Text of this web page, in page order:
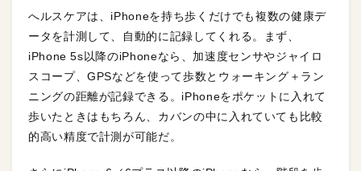
へルスケアは、iPhoneを持ち歩くだけでも複数の健康デ
ータを計測して、自動的に記録してくれる。まず、
iPhone 5s以降のiPhoneなら、加速度センサやジャイロ
スコープ、GPSなどを使って歩数とウォーキング＋ラン
ニングの距離が記録できる。iPhoneをポケットに入れて
歩いたときはもちろん、カバンの中に入れていても比較
的高い精度で計測が可能だ。